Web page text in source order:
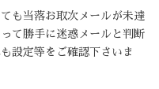
も当落お取次メールが未達
て勝手に迷惑メールと判断
設定等をご確認下さいま